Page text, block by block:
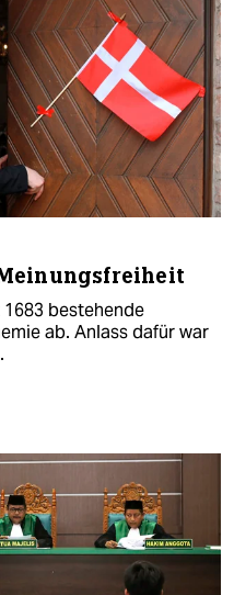
bestehende
ab. Anlass dafür war